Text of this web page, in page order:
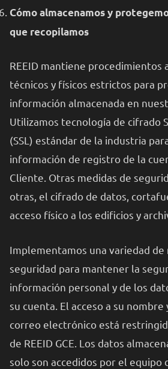
Cómo almacenamos y
que recopilamos
REEID mantiene procedimientos
técnicos y físicos estrictos para
información almacenada en
Utilizamos tecnología de cifrado
(SSL) estándar de la industria
información de registro de la
Cliente. Otras medidas de
otras, el cifrado de datos,
acceso físico a los edificios y
Implementamos una variedad de
seguridad para mantener la
información personal y de los
su cuenta. El acceso a su nombre
correo electrónico está
de REEID GCE. Los datos
solo son accedidos por el equipo